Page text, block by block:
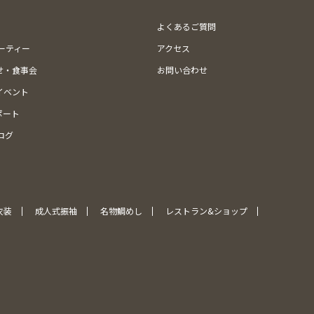
ティー
・食事会
ベント
ト
グ
よくあるご質問
アクセス
お問い合わせ
装 成人式振袖 名物鯛めし レストラン&ショップ